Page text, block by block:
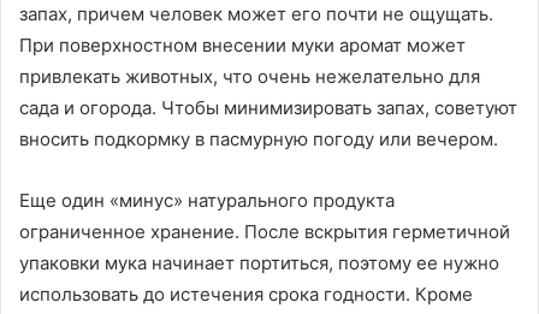
запах, причем человек может его почти не ощущать.
При поверхностном внесении муки аромат может
привлекать животных, что очень нежелательно для
сада и огорода. Чтобы минимизировать запах, советуют
вносить подкормку в пасмурную погоду или вечером.
Еще один «минус» натурального продукта
ограниченное хранение. После вскрытия герметичной
упаковки мука начинает портиться, поэтому ее нужно
использовать до истечения срока годности. Кроме